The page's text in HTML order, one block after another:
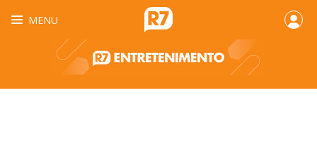
MENU